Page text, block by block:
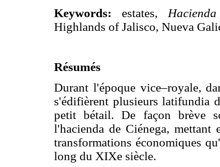
Keywords: estates,
Highlands of Jalisco, Nueva
Résumés
Durant l'époque vice–royale,
s'édifièrent plusieurs latifundia
petit bétail. De façon brève
l'hacienda de Ciénega,
transformations économiques
long du XIXe siècle.